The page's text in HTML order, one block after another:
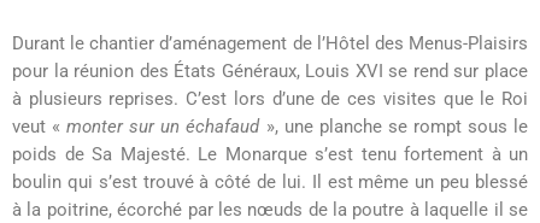
Durant le chantier d’aménagement de l’Hôtel des Menus-Plaisirs
pour la réunion des États Généraux, Louis XVI se rend sur place
à plusieurs reprises. C’est lors d’une de ces visites que le Roi
veut «monter sur un échafaud», une planche se rompt sous le
poids de Sa Majesté. Le Monarque s’est tenu fortement à un
boulin qui s’est trouvé à côté de lui. Il est même un peu blessé
à la poitrine, écorché par les nœuds de la poutre à laquelle il se